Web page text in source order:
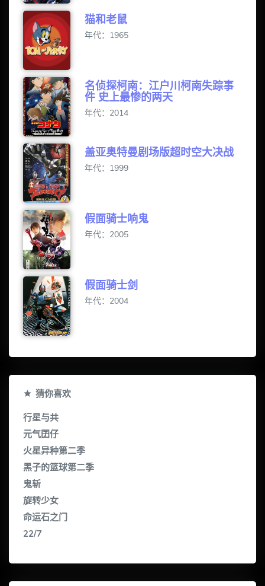
猫和老鼠
年代：1965
名侦探柯南：江户川柯南失踪事
件 史上最惨的两天
年代：2014
盖亚奥特曼剧场版超时空大决战
年代：1999
假面骑士响鬼
年代：2005
假面骑士剑
年代：2004
猜你喜欢
行星与共
元气囝仔
火星异种第二季
黑子的篮球第二季
鬼斩
旋转少女
命运石之门
22/7